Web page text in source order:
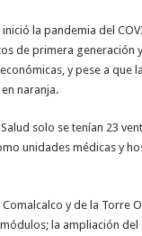
la pandemia del
de primera generación
y pese a que
naranja.
solo se tenían 23
unidades médicas y
y de la Torre
la ampliación del